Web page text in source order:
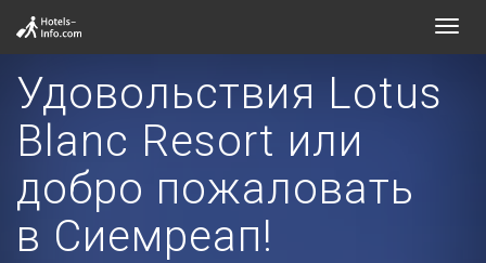
Удовольствия Lotus
Blanc Resort или
добро пожаловать
в Сиемреап!